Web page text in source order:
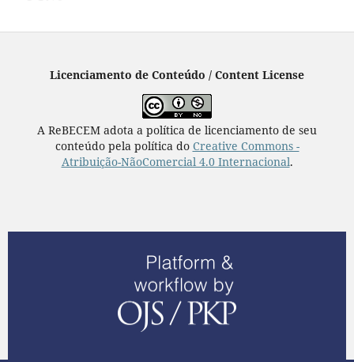
Licenciamento de Conteúdo / Content License
A ReBECEM adota a política de licenciamento de seu
conteúdo pela política do Creative Commons -
Atribuição-NãoComercial 4.0 Internacional.